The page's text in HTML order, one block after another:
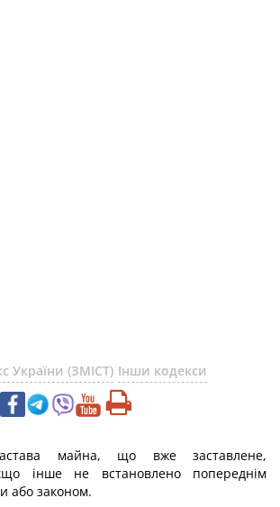
України (ЗМІСТ) Інши кодекси
майна, що вже заставлене,
інше не встановлено попереднім
або законом.